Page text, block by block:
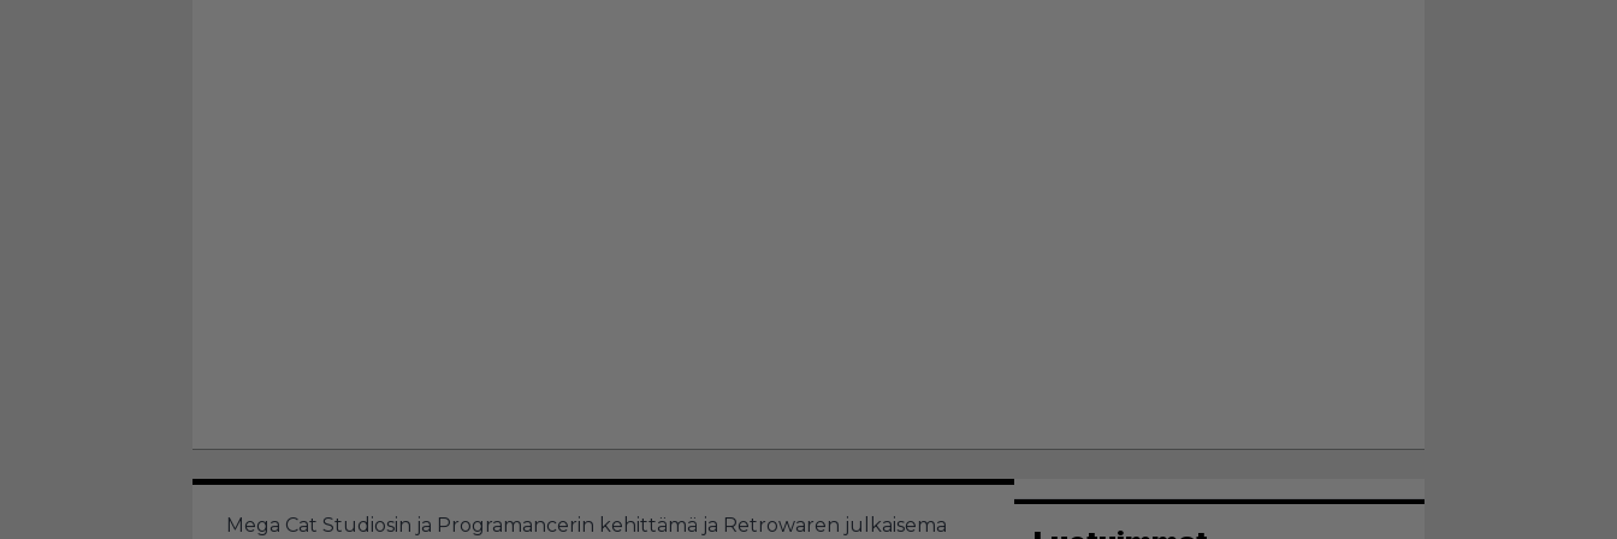
Mega Cat Studiosin ja Programancerin kehittämä ja Retrowaren julkaisema